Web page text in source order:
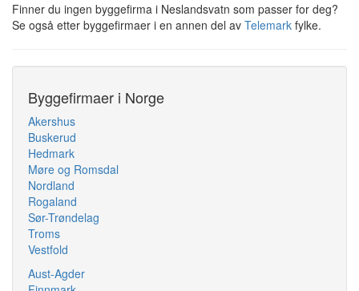
Finner du ingen byggefirma i Neslandsvatn som passer for deg?
Se også etter byggefirmaer i en annen del av Telemark fylke.
Byggefirmaer i Norge
Akershus
Buskerud
Hedmark
Møre og Romsdal
Nordland
Rogaland
Sør-Trøndelag
Troms
Vestfold
Aust-Agder